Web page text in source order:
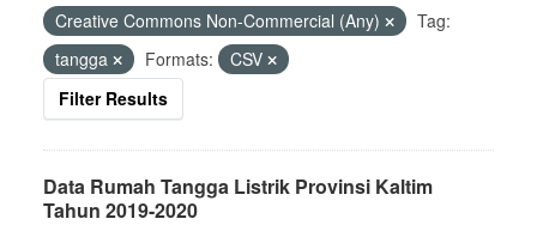
Creative Commons Non-Commercial (Any)
Tag:
tangga
Formats:
CSV
Filter Results
Data Rumah Tangga Listrik Provinsi Kaltim
Tahun 2019-2020